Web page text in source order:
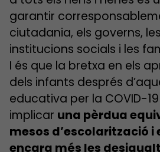
garantir
ciutadania, els governs,
institucions socials i les
I és que la bretxa en els
dels infants després
educativa per la COVID-
implicar una pèrdua
mesos d’escolarització
encara més les